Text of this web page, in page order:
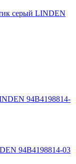
серый LINDEN
94B4198814-03